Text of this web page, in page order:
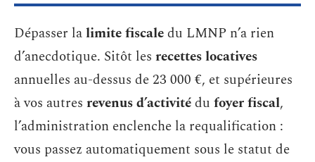
Dépasser lalimite fiscaledu LMNP n’a rien
d’anecdotique. Sitôt les recettes locatives
annuelles au-dessus de 23 000 €, et supérieures
à vos autres revenus d’activitédu foyer fiscal,
l’administration enclenche la requalification :
vous passez automatiquement sous le statut de